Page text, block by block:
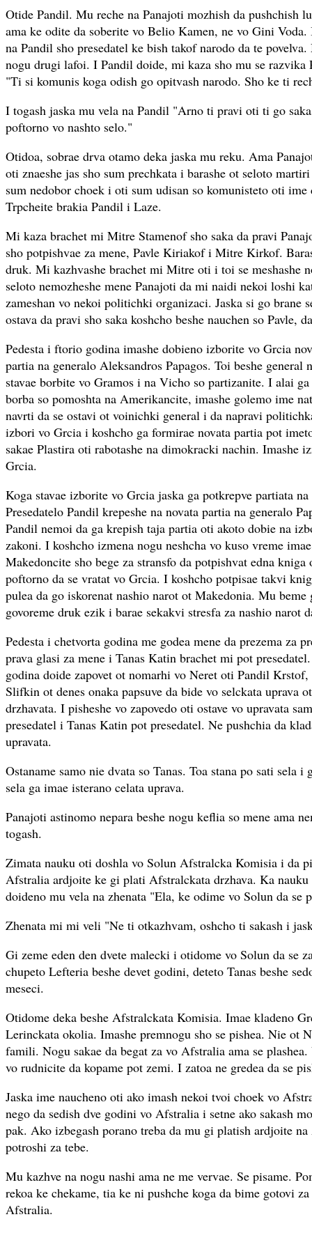
Otide Pandil. Mu reche na Panajoti mozhish da pushchish
ama ke odite da soberite vo Belio Kamen, ne vo Gini
na Pandil sho presedatel ke bish takof narodo da te
nogu drugi lafoi. I Pandil doide, mi kaza sho mu se razvika
"Ti si komunis koga odish go opitvash narodo. Sho ke ti
I togash jaska mu vela na Pandil "Arno ti pravi oti ti go
poftorno vo nashto selo."
Otidoa, sobrae drva otamo deka jaska mu reku. Ama
oti znaeshe jas sho sum prechkata i barashe ot seloto
sum nedobor choek i oti sum udisan so komunisteto oti
Trpcheite brakia Pandil i Laze.
Mi kaza brachet mi Mitre Stamenof sho saka da pravi
sho potpishvae za mene, Pavle Kiriakof i Mitre Kirkof.
druk. Mi kazhvashe brachet mi Mitre oti i toi se meshashe
seloto nemozheshe mene Panajoti da mi naidi nekoi loshi
zameshan vo nekoi politichki organizaci. Jaska si go brane
ostava da pravi sho saka koshcho beshe nauchen so Pavle,
Pedesta i ftorio godina imashe dobieno izborite vo Grcia
partia na generalo Aleksandros Papagos. Toi beshe general
stavae borbite vo Gramos i na Vicho so partizanite. I alai
borba so pomoshta na Amerikancite, imashe golemo ime
navrti da se ostavi ot voinichki general i da napravi
izbori vo Grcia i koshcho ga formirae novata partia pot
sakae Plastira oti rabotashe na dimokracki nachin. Imashe
Grcia.
Koga stavae izborite vo Grcia jaska ga potkrepve partiata
Presedatelo Pandil krepeshe na novata partia na generalo
Pandil nemoi da ga krepish taja partia oti akoto dobie na
zakoni. I koshcho izmena nogu neshcha vo kuso vreme
Makedoncite sho bege za stransfo da potpishvat edna
poftorno da se vratat vo Grcia. I koshcho potpisae takvi
pulea da go iskorenat nashio narot ot Makedonia. Mu
govoreme druk ezik i barae sekakvi stresfa za nashio narot
Pedesta i chetvorta godina me godea mene da prezema za
prava glasi za mene i Tanas Katin brachet mi pot
godina doide zapovet ot nomarhi vo Neret oti Pandil
Slifkin ot denes onaka papsuve da bide vo selckata uprava
drzhavata. I pisheshe vo zapovedo oti ostave vo upravata
presedatel i Tanas Katin pot presedatel. Ne pushchia da
upravata.
Ostaname samo nie dvata so Tanas. Toa stana po sati sela
sela ga imae isterano celata uprava.
Panajoti astinomo nepara beshe nogu keflia so mene ama
togash.
Zimata nauku oti doshla vo Solun Afstralcka Komisia i da
Afstralia ardjoite ke gi plati Afstralckata drzhava. Ka
doideno mu vela na zhenata "Ela, ke odime vo Solun da se
Zhenata mi mi veli "Ne ti otkazhvam, oshcho ti sakash i
Gi zeme eden den dvete malecki i otidome vo Solun da se
chupeto Lefteria beshe devet godini, deteto Tanas beshe
meseci.
Otidome deka beshe Afstralckata Komisia. Imae kladeno
Lerinckata okolia. Imashe premnogu sho se pishea. Nie ot
famili. Nogu sakae da begat za vo Afstralia ama se
vo rudnicite da kopame pot zemi. I zatoa ne gredea da se
Jaska ime naucheno oti ako imash nekoi tvoi choek vo
nego da sedish dve godini vo Afstralia i setne ako sakash
pak. Ako izbegash porano treba da mu gi platish ardjoite
potroshi za tebe.
Mu kazhve na nogu nashi ama ne me vervae. Se pisame.
rekoa ke chekame, tia ke ni pushche koga da bime gotovi
Afstralia.